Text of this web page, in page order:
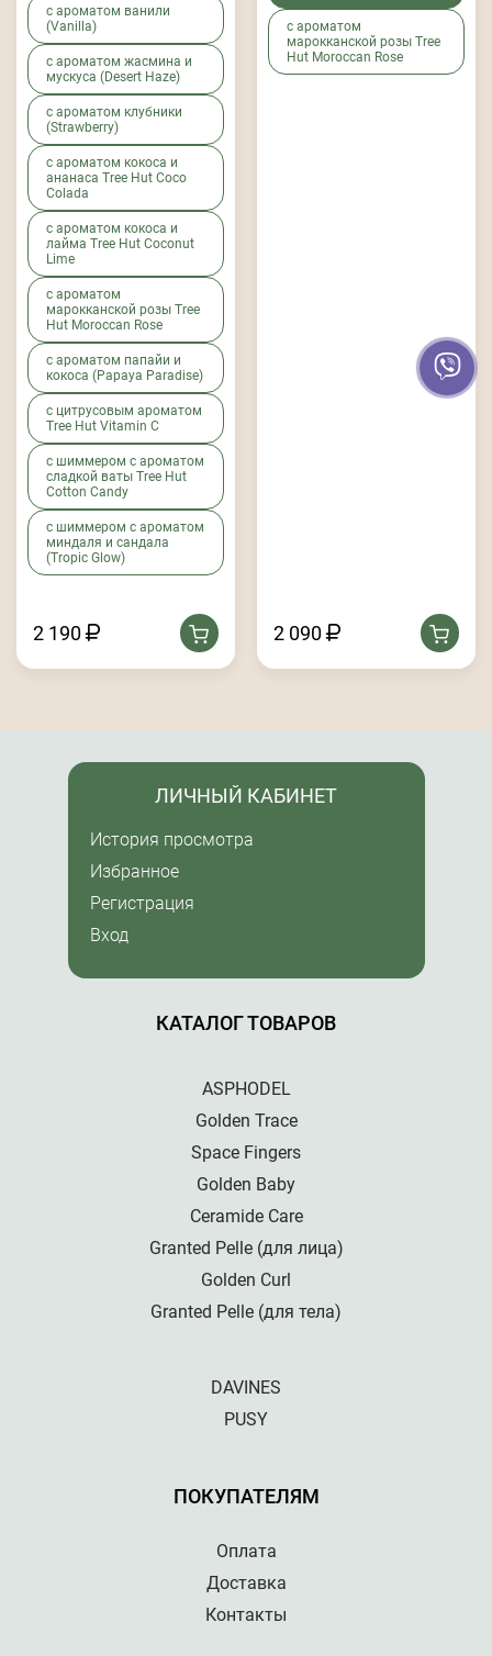
с ароматом ванили
(Vanilla)
с ароматом жасмина и
мускуса (Desert Haze)
с ароматом клубники
(Strawberry)
с ароматом кокоса и
ананаса Tree Hut Coco
Colada
с ароматом кокоса и
лайма Tree Hut Coconut
Lime
с ароматом
марокканской розы Tree
Hut Moroccan Rose
с ароматом папайи и
кокоса (Papaya Paradise)
с цитрусовым ароматом
Tree Hut Vitamin C
с шиммером c ароматом
сладкой ваты Tree Hut
Cotton Candy
с шиммером с ароматом
миндаля и сандала
(Tropic Glow)
2 190
с ароматом
марокканской розы Tree
Hut Moroccan Rose
2 090
КАТАЛОГ ТОВАРОВ
ASPHODEL
Golden Trace
Space Fingers
Golden Baby
Ceramide Care
Granted Pelle (для лица)
Golden Curl
Granted Pelle (для тела)
DAVINES
PUSY
ПОКУПАТЕЛЯМ
Оплата
Доставка
Контакты
ЛИЧНЫЙ КАБИНЕТ
История просмотра
Избранное
Регистрация
Вход